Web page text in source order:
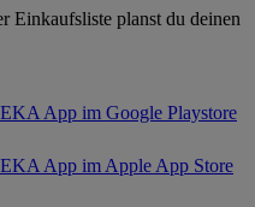
Einkaufsliste planst du deinen
App im Google Playstore
App im Apple App Store